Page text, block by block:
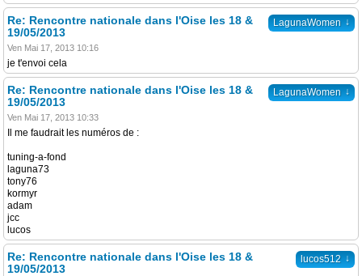
LagunaWomen ↓
Re: Rencontre nationale dans l'Oise les 18 &
19/05/2013
Ven Mai 17, 2013 10:16
je t'envoi cela
LagunaWomen ↓
Re: Rencontre nationale dans l'Oise les 18 &
19/05/2013
Ven Mai 17, 2013 10:33
Il me faudrait les numéros de :
tuning-a-fond
laguna73
tony76
kormyr
adam
jcc
lucos
lucos512 ↓
Re: Rencontre nationale dans l'Oise les 18 &
19/05/2013